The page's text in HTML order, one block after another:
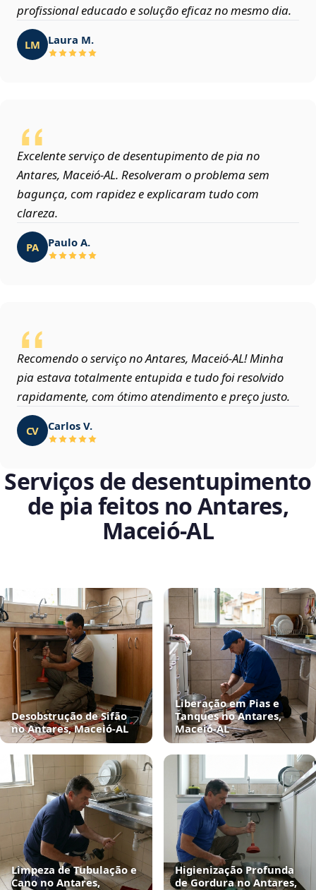
profissional educado e solução eficaz no mesmo dia.
LM Laura M.
Excelente serviço de desentupimento de pia no
Antares, Maceió‑AL. Resolveram o problema sem
bagunça, com rapidez e explicaram tudo com
clareza.
PA Paulo A.
Recomendo o serviço no Antares, Maceió‑AL! Minha
pia estava totalmente entupida e tudo foi resolvido
rapidamente, com ótimo atendimento e preço justo.
CV Carlos V.
Serviços de desentupimento
de pia feitos no Antares,
Maceió‑AL
Desobstrução de Sifão
no Antares, Maceió‑AL
Liberação em Pias e
Tanques no Antares,
Maceió‑AL
Limpeza de Tubulação e
Cano no Antares,
Higienização Profunda
de Gordura no Antares,